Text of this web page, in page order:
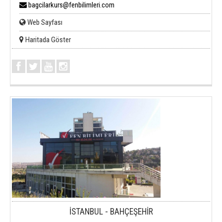
bagcilarkurs@fenbilimleri.com
Web Sayfası
Haritada Göster
İSTANBUL - BAHÇEŞEHİR